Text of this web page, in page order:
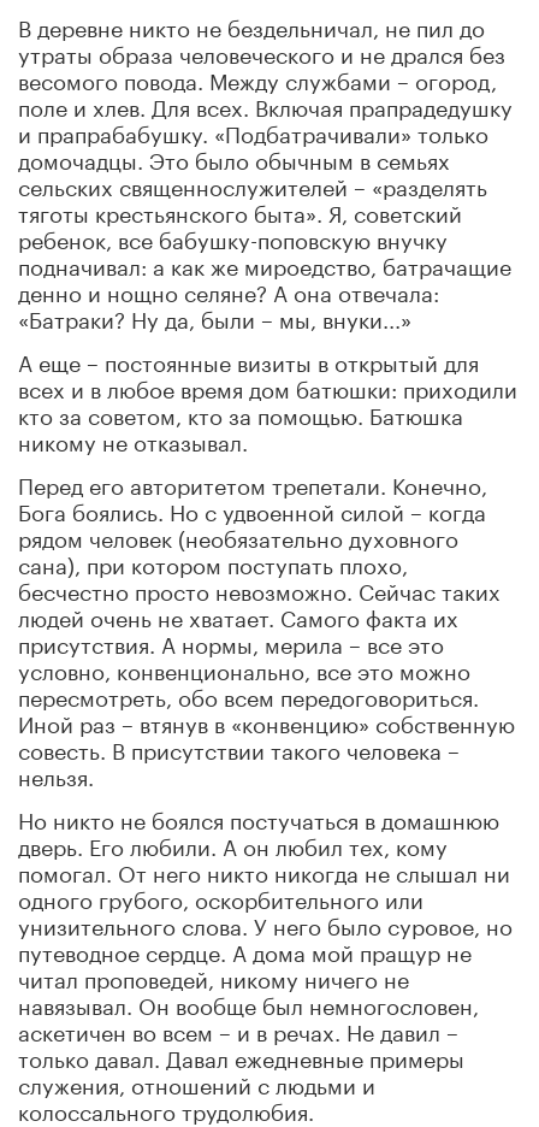
В деревне никто не бездельничал, не пил до
утраты образа человеческого и не дрался без
весомого повода. Между службами – огород,
поле и хлев. Для всех. Включая прапрадедушку
и прапрабабушку. «Подбатрачивали» только
домочадцы. Это было обычным в семьях
сельских священнослужителей – «разделять
тяготы крестьянского быта». Я, советский
ребенок, все бабушку-поповскую внучку
подначивал: а как же мироедство, батрачащие
денно и нощно селяне? А она отвечала:
«Батраки? Ну да, были – мы, внуки...»
А еще – постоянные визиты в открытый для
всех и в любое время дом батюшки: приходили
кто за советом, кто за помощью. Батюшка
никому не отказывал.
Перед его авторитетом трепетали. Конечно,
Бога боялись. Но с удвоенной силой – когда
рядом человек (необязательно духовного
сана), при котором поступать плохо,
бесчестно просто невозможно. Сейчас таких
людей очень не хватает. Самого факта их
присутствия. А нормы, мерила – все это
условно, конвенционально, все это можно
пересмотреть, обо всем передоговориться.
Иной раз – втянув в «конвенцию» собственную
совесть. В присутствии такого человека –
нельзя.
Но никто не боялся постучаться в домашнюю
дверь. Его любили. А он любил тех, кому
помогал. От него никто никогда не слышал ни
одного грубого, оскорбительного или
унизительного слова. У него было суровое, но
путеводное сердце. А дома мой пращур не
читал проповедей, никому ничего не
навязывал. Он вообще был немногословен,
аскетичен во всем – и в речах. Не давил –
только давал. Давал ежедневные примеры
служения, отношений с людьми и
колоссального трудолюбия.